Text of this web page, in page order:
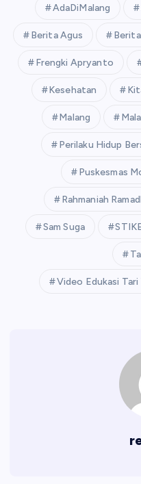
AdaDiMalang
Berita Agus
Frengki Apryanto
Kesehatan
Malang
Perilaku Hidup
Puskesmas
Rahmaniah
Sam Suga
Video Edukasi